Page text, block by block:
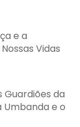
e a
Vidas
Guardiões da
Umbanda e o